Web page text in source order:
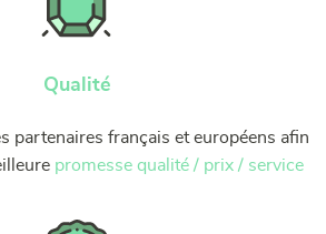
Qualité
partenaires français et européens afin
promesse qualité / prix / service